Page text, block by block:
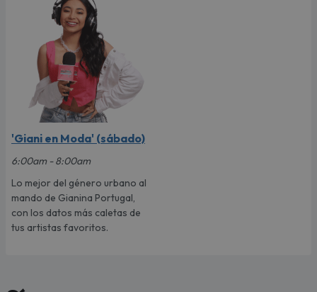
'Giani en Moda' (sábado)
6:00am - 8:00am
Lo mejor del género urbano al
mando de Gianina Portugal,
con los datos más caletas de
tus artistas favoritos.